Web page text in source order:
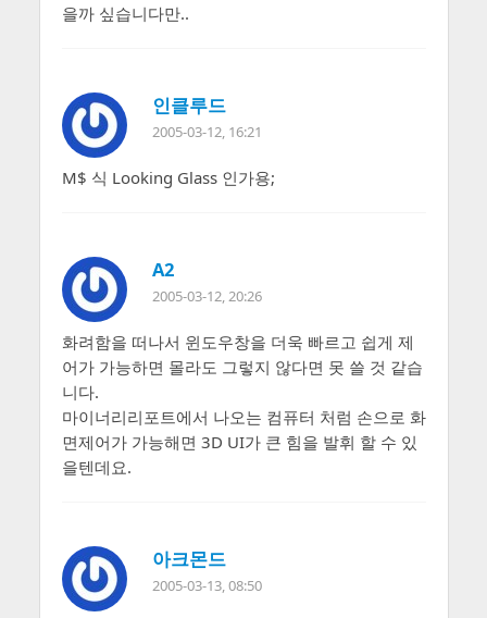
을까 싶습니다만..
인클루드
2005-03-12, 16:21
M$ 식 Looking Glass 인가용;
A2
2005-03-12, 20:26
화려함을 떠나서 윈도우창을 더욱 빠르고 쉽게 제
어가 가능하면 몰라도 그렇지 않다면 못 쓸 것 같습
니다.
마이너리리포트에서 나오는 컴퓨터 처럼 손으로 화
면제어가 가능해면 3D UI가 큰 힘을 발휘 할 수 있
을텐데요.
아크몬드
2005-03-13, 08:50